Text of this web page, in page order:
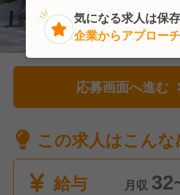
応募画面へ進む
この求人はこんな
給与
月収
気になる求人は保
企業からアプロー